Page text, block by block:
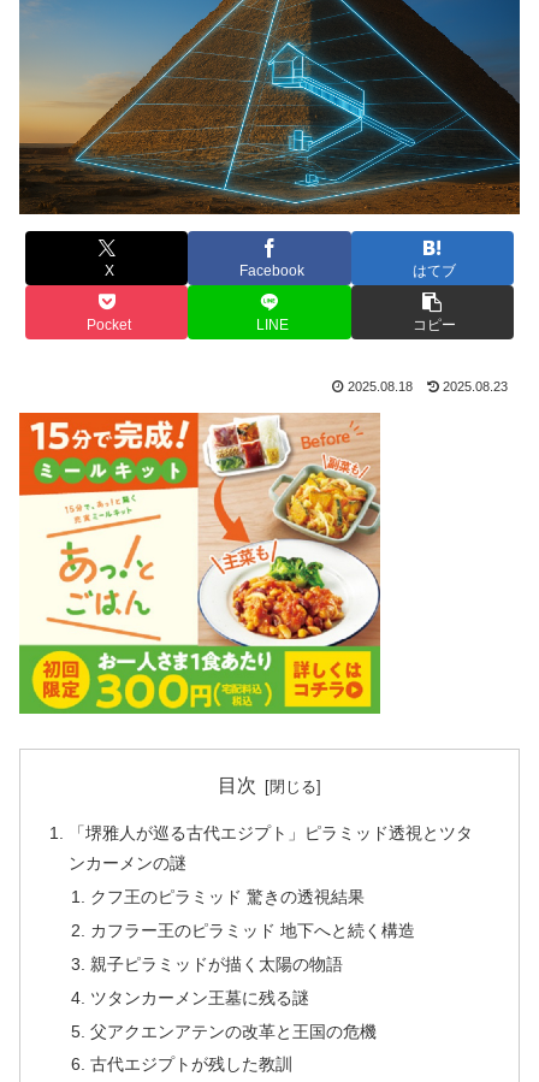
X Facebook はてブ
Pocket LINE コピー
2025.08.18 2025.08.23
目次
「堺雅人が巡る古代エジプト」ピラミッド透視とツタ
ンカーメンの謎
クフ王のピラミッド 驚きの透視結果
カフラー王のピラミッド 地下へと続く構造
親子ピラミッドが描く太陽の物語
ツタンカーメン王墓に残る謎
父アクエンアテンの改革と王国の危機
古代エジプトが残した教訓